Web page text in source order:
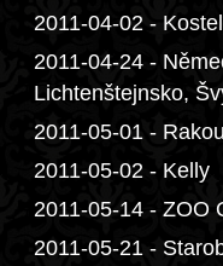
2011-04-02 -
2011-04-24 -
Lichtenštejnsko,
2011-05-01 -
2011-05-02 - Kelly
2011-05-14 - ZOO
2011-05-21 -